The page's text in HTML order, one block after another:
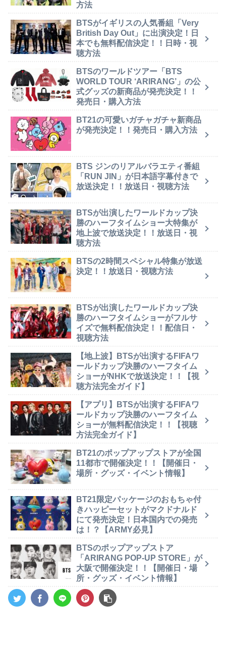
方法
BTSがイギリスの人気番組「Very
British Day Out」に出演決定！日
本でも無料配信決定！！日時・視
聴方法
BTSのワールドツアー「BTS
WORLD TOUR ‘ARIRANG’」の公
式グッズの新商品が発売決定！！
発売日・購入方法
BT21の可愛いガチャガチャ新商品
が発売決定！！発売日・購入方法
BTS ジンのリアルバラエティ番組
「RUN JIN」が日本語字幕付きで
放送決定！！放送日・視聴方法
BTSが出演したワールドカップ決
勝のハーフタイムショー大特集が
地上波で放送決定！！放送日・視
聴方法
BTSの2時間スペシャル特集が放送
決定！！放送日・視聴方法
BTSが出演したワールドカップ決
勝のハーフタイムショーがフルサ
イズで無料配信決定！！配信日・
視聴方法
【地上波】BTSが出演するFIFAワ
ールドカップ決勝のハーフタイム
ショーがNHKで放送決定！！【視
聴方法完全ガイド】
【アプリ】BTSが出演するFIFAワ
ールドカップ決勝のハーフタイム
ショーが無料配信決定！！【視聴
方法完全ガイド】
BT21のポップアップストアが全国
11都市で開催決定！！【開催日・
場所・グッズ・イベント情報】
BT21限定パッケージのおもちゃ付
きハッピーセットがマクドナルド
にて発売決定！日本国内での発売
は！？【ARMY必見】
BTSのポップアップストア
「ARIRANG POP-UP STORE」が
大阪で開催決定！！【開催日・場
所・グッズ・イベント情報】